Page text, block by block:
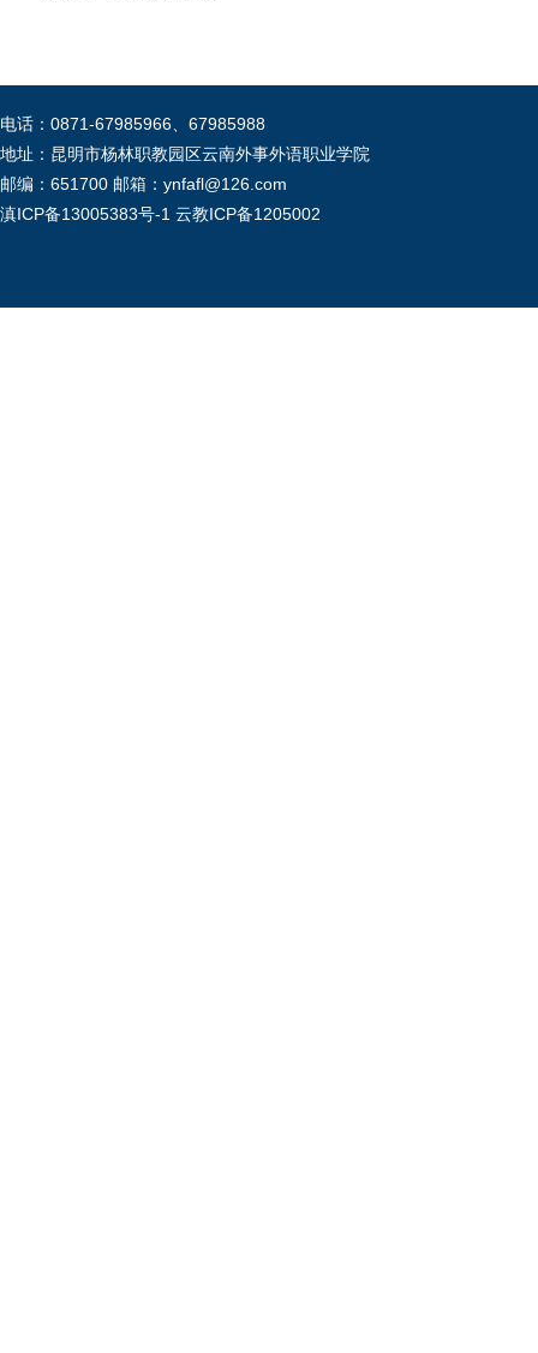
电话：0871-67985966、67985988
地址：昆明市杨林职教园区云南外事外语职业学院
邮编：651700 邮箱：ynfafl@126.com
滇ICP备13005383号-1 云教ICP备1205002